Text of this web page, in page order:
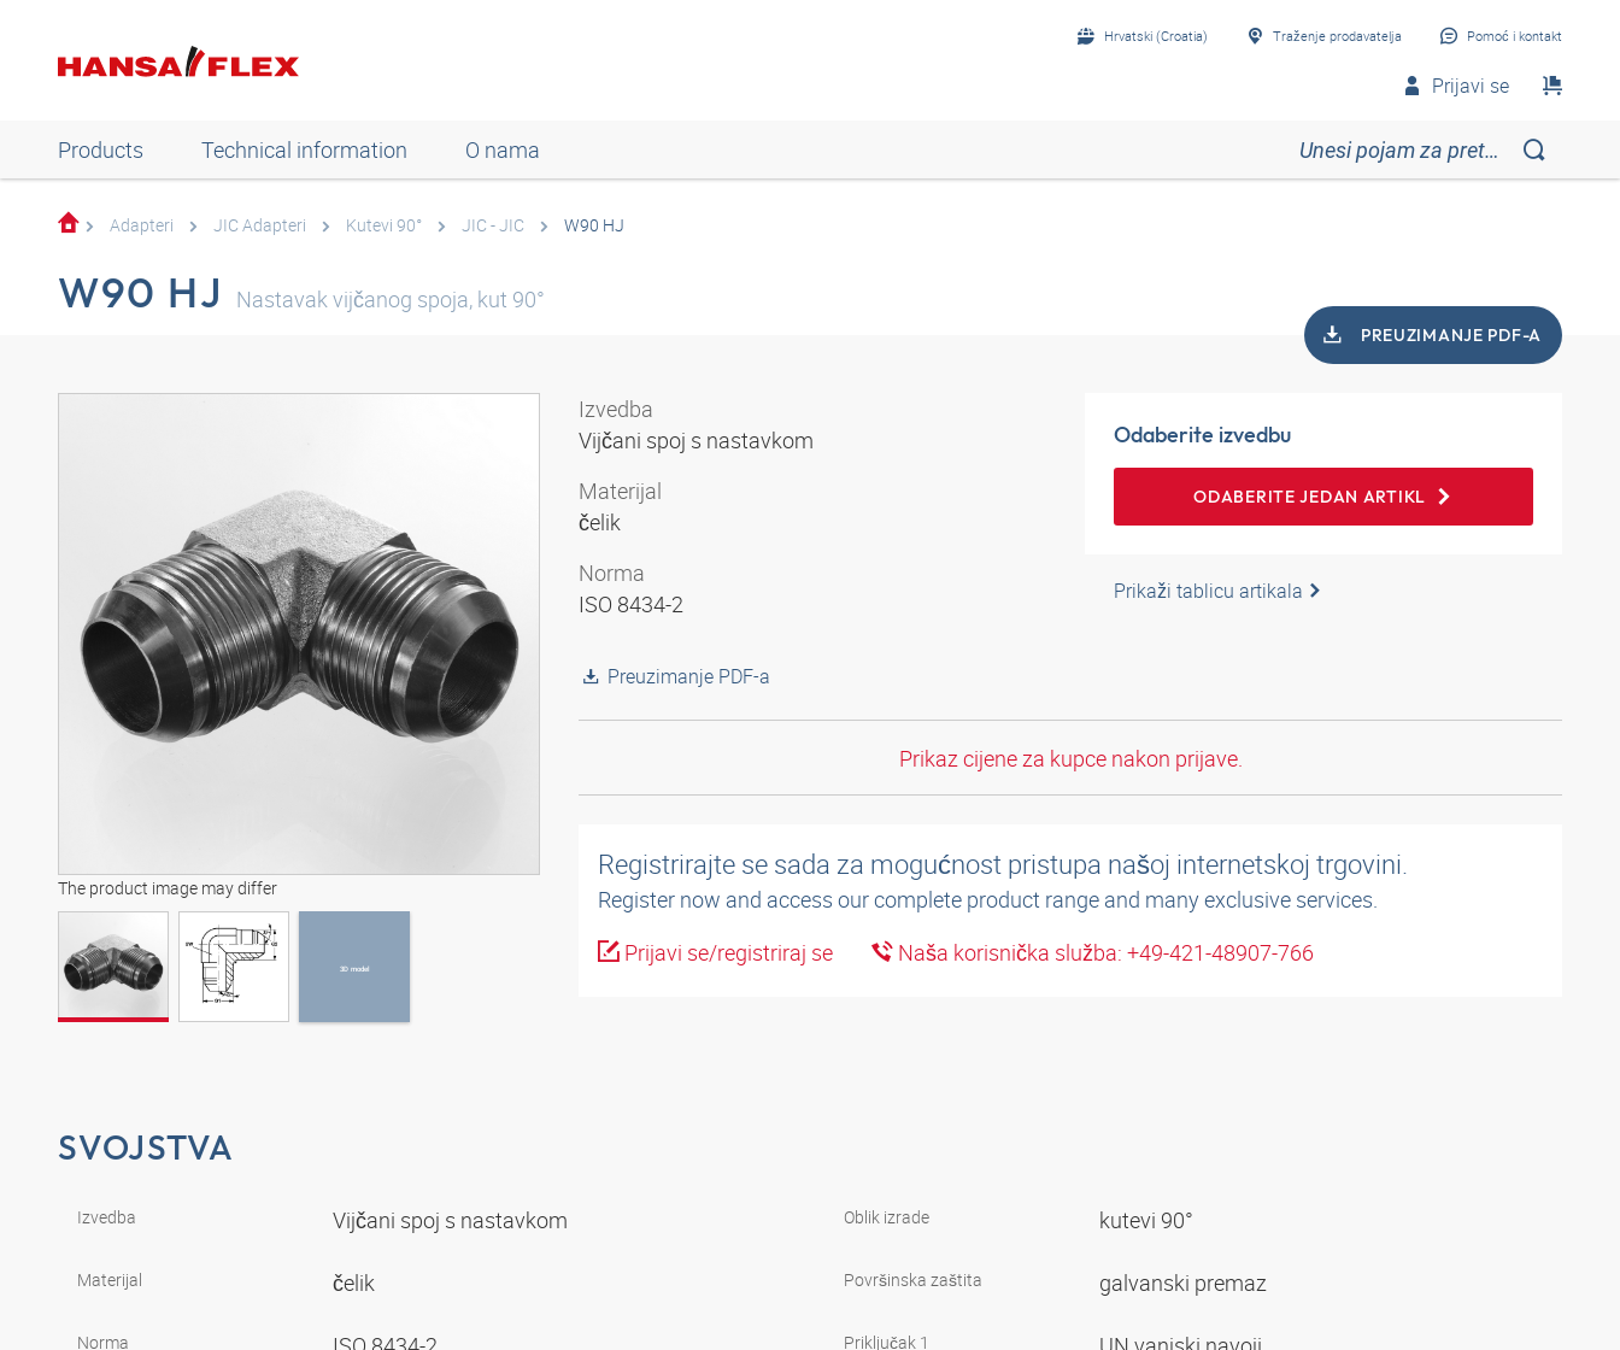
Hrvatski (Croatia) Traženje prodavatelja Pomoć i kontakt
Prijavi se
Products Technical information O nama
Adapteri JIC Adapteri Kutevi 90° JIC - JIC W90 HJ
W90 HJ Nastavak vijčanog spoja, kut 90°
PREUZIMANJE PDF-A
The product image may differ
3D model
3D model
Izvedba
Vijčani spoj s nastavkom
Materijal
čelik
Norma
ISO 8434-2
Preuzimanje PDF-a
Odaberite izvedbu
ODABERITE JEDAN ARTIKL
Prikaži tablicu artikala
Prikaz cijene za kupce nakon prijave.
Registrirajte se sada za mogućnost pristupa našoj internetskoj trgovini.
Register now and access our complete product range and many exclusive services.
Prijavi se/registriraj se
Naša korisnička služba: +49-421-48907-766
SVOJSTVA
Izvedba Vijčani spoj s nastavkom
Materijal čelik
Norma
Oblik izrade kutevi 90°
Površinska zaštita galvanski premaz
Priključak 1